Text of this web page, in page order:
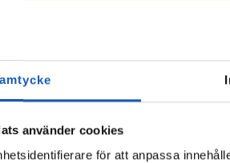
använder cookies
för att anpassa
dig i ditt
dina kompetenser
Vi
genom Rusta och
fram dina resurser
så du får ett nytt
var jobben finns,
ut.